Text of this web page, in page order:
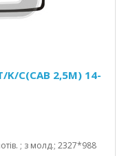
K/C(CAB 2,5M) 14-
; з молд.; 2327*988